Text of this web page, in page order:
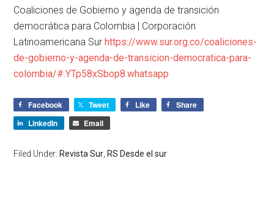
Coaliciones de Gobierno y agenda de transición
democrática para Colombia | Corporación
Latinoamericana Sur https://www.sur.org.co/coaliciones-
de-gobierno-y-agenda-de-transicion-democratica-para-
colombia/#.YTp58xSbop8.whatsapp
Facebook Tweet Like
Share
LinkedIn
Email
Filed Under: Revista Sur, RS Desde el sur